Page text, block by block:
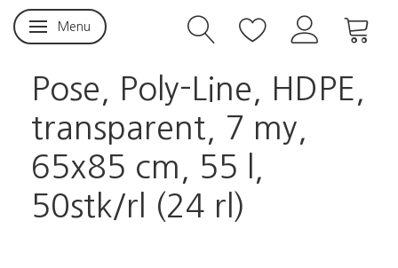
Skifte navigation
Menu
Pose, Poly-Line, HDPE,
transparent, 7 my,
65x85 cm, 55 l,
50stk/rl (24 rl)